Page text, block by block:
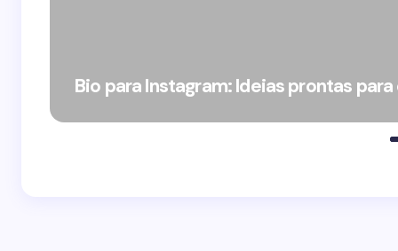
Bio para Instagram: Ideias prontas